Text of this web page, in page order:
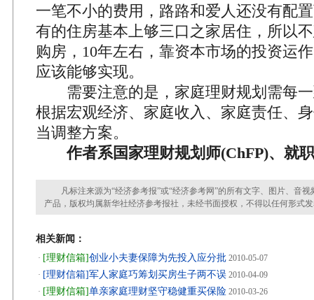
一笔不小的费用，路路和爱人还没有配
有的住房基本上够三口之家居住，所以
购房，10年左右，靠资本市场的投资运
应该能够实现。
需要注意的是，家庭理财规划需每一
根据宏观经济、家庭收入、家庭责任、
当调整方案。
作者系国家理财规划师(ChFP)、就
凡标注来源为“经济参考报”或“经济参考网”的所有文字、图片、音视
产品，版权均属新华社经济参考报社，未经书面授权，不得以任何形式
相关新闻：
· [理财信箱]创业小夫妻保障为先投入应分批 2010-05-07
· [理财信箱]军人家庭巧筹划买房生子两不误 2010-04-09
· [理财信箱]单亲家庭理财坚守稳健重买保险 2010-03-26